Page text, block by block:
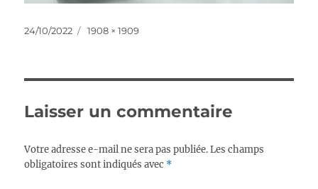
Publié
24/10/2022
Taille
1908 × 1909
Laisser un commentaire
Votre adresse e-mail ne sera pas publiée. Les champs
obligatoires sont indiqués avec *